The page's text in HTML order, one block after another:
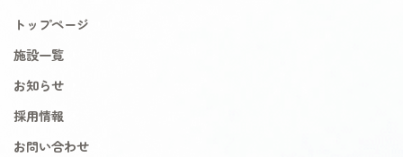
トップページ
施設一覧
お知らせ
採用情報
お問い合わせ